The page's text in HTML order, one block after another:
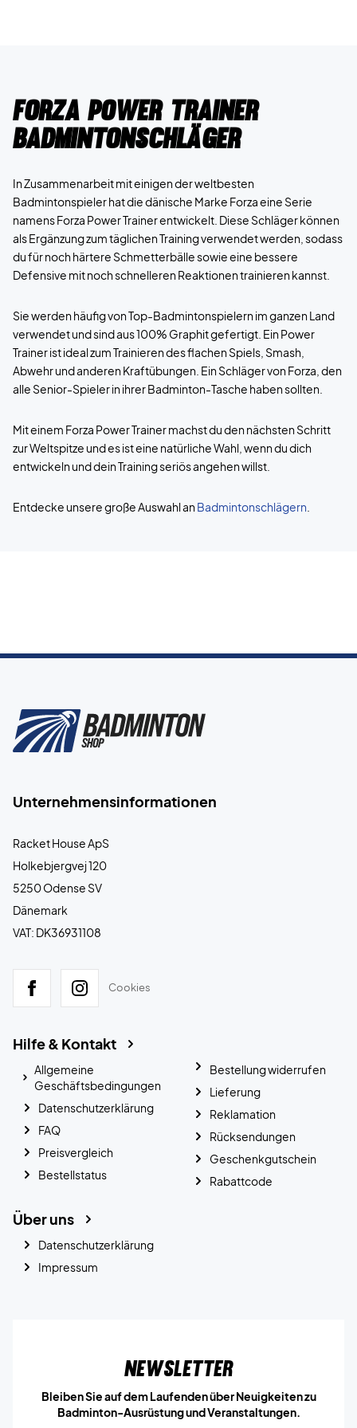
Forza Power Trainer
Badmintonschläger
In Zusammenarbeit mit einigen der weltbesten
Badmintonspieler hat die dänische Marke Forza eine Serie
namens Forza Power Trainer entwickelt. Diese Schläger können
als Ergänzung zum täglichen Training verwendet werden, sodass
du für noch härtere Schmetterbälle sowie eine bessere
Defensive mit noch schnelleren Reaktionen trainieren kannst.
Sie werden häufig von Top-Badmintonspielern im ganzen Land
verwendet und sind aus 100% Graphit gefertigt. Ein Power
Trainer ist ideal zum Trainieren des flachen Spiels, Smash,
Abwehr und anderen Kraftübungen. Ein Schläger von Forza, den
alle Senior-Spieler in ihrer Badminton-Tasche haben sollten.
Mit einem Forza Power Trainer machst du den nächsten Schritt
zur Weltspitze und es ist eine natürliche Wahl, wenn du dich
entwickeln und dein Training seriös angehen willst.
Entdecke unsere große Auswahl an Badmintonschlägern
Unternehmensinformationen
Racket House ApS
Holkebjergvej 120
5250 Odense SV
Dänemark
VAT: DK36931108
Cookies
Hilfe & Kontakt
Allgemeine
Geschäftsbedingungen
Datenschutzerklärung
FAQ
Preisvergleich
Bestellstatus
Bestellung widerrufen
Lieferung
Reklamation
Rücksendungen
Geschenkgutschein
Rabattcode
Über uns
Datenschutzerklärung
Impressum
Newsletter
Bleiben Sie auf dem Laufenden über Neuigkeiten zu
Badminton-Ausrüstung und Veranstaltungen.